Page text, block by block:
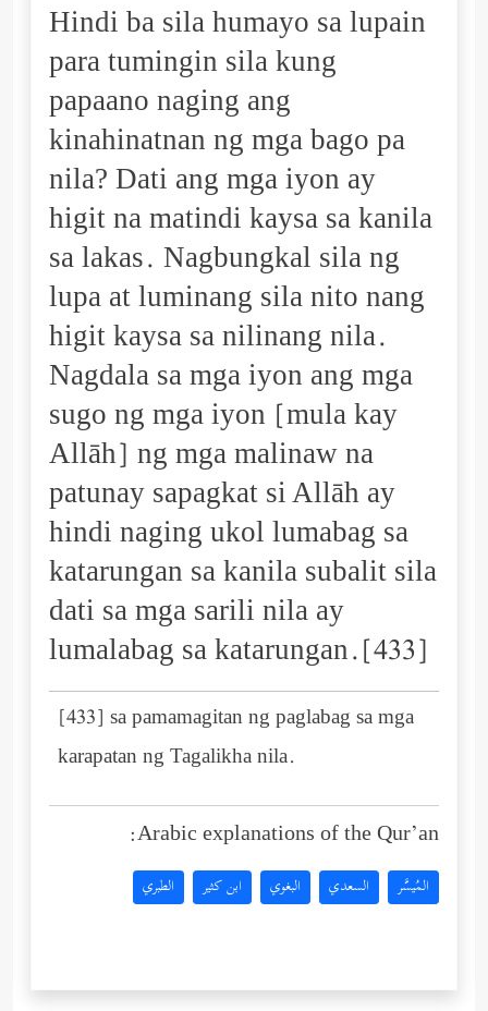
Hindi ba sila humayo sa lupain
para tumingin sila kung
papaano naging ang
kinahinatnan ng mga bago pa
nila? Dati ang mga iyon ay
higit na matindi kaysa sa kanila
sa lakas. Nagbungkal sila ng
lupa at luminang sila nito nang
higit kaysa sa nilinang nila.
Nagdala sa mga iyon ang mga
sugo ng mga iyon [mula kay
Allāh] ng mga malinaw na
patunay sapagkat si Allāh ay
hindi naging ukol lumabag sa
katarungan sa kanila subalit sila
dati sa mga sarili nila ay
lumalabag sa katarungan.[433]
[433] sa pamamagitan ng paglabag sa mga
karapatan ng Tagalikha nila.
Arabic explanations of the Qur’an:
المُيسَّر السعدي البغوي ابن كثير الطبري